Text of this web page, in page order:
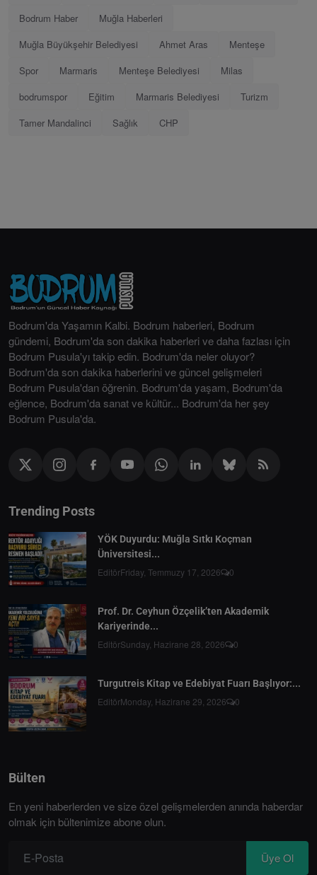
Bodrum Haber
Muğla Haberleri
Muğla Büyükşehir Belediyesi
Ahmet Aras
Menteşe
Spor
Marmaris Menteşe Belediyesi
Milas
bodrumspor
Eğitim Marmaris Belediyesi
Turizm
Tamer Mandalinci
Sağlık CHP
Bodrum'da Yaşamın Kalbi. Bodrum haberleri, Bodrum
gündemi, Bodrum'da son dakika haberleri ve daha fazlası için
Bodrum Pusula'yı takip edin. Bodrum'da neler oluyor?
Bodrum'da son dakika haberlerini ve güncel gelişmeleri
Bodrum Pusula'dan öğrenin. Bodrum'da yaşam, Bodrum'da
eğlence, Bodrum'da sanat ve kültür... Bodrum'da her şey
Bodrum Pusula'da.
Trending Posts
YÖK Duyurdu: Muğla Sıtkı Koçman
Üniversitesi...
EditörFriday, Temmuzy 17, 2026 0
Prof. Dr. Ceyhun Özçelik’ten Akademik
Kariyerinde...
EditörSunday, Hazirane 28, 2026 0
Turgutreis Kitap ve Edebiyat Fuarı Başlıyor:...
EditörMonday, Hazirane 29, 2026 0
Bülten
En yeni haberlerden ve size özel gelişmelerden anında haberdar
olmak için bültenimize abone olun.
Üye Ol